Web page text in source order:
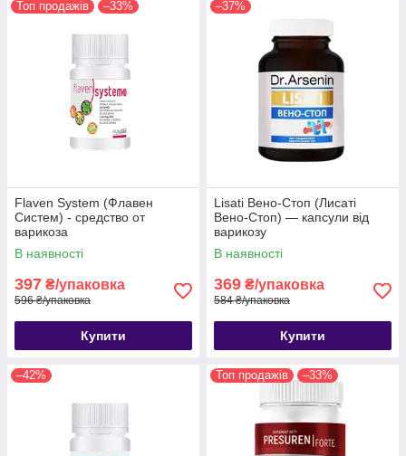
Топ продажів –33%
Flaven System (Флавен
Систем) - средство от
варикоза
В наявності
397 ₴/упаковка
596 ₴/упаковка
Купити
–37%
Lisati Вено-Стоп (Лисаті
Вено-Стоп) — капсули від
варикозу
В наявності
369 ₴/упаковка
584 ₴/упаковка
Купити
–42% Топ продажів –33%